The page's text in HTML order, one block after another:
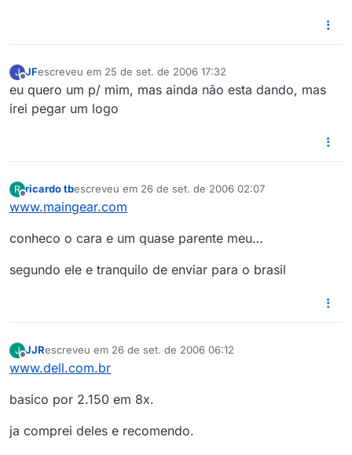
J JFescreveu em 25 de set. de 2006 17:32
última edição por
eu quero um p/ mim, mas ainda não esta dando, mas
irei pegar um logo
R ricardo tbescreveu em 26 de set. de 2006 02:07
última edição por
www.maingear.com
conheco o cara e um quase parente meu…
segundo ele e tranquilo de enviar para o brasil
J
Offline
JJRescreveu em 26 de set. de 2006 06:12
última edição por
www.dell.com.br
basico por 2.150 em 8x.
ja comprei deles e recomendo.